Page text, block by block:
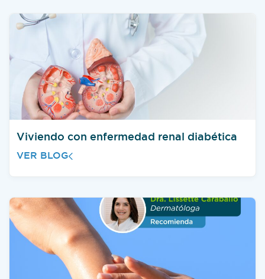
Viviendo con enfermedad renal diabética
VER BLOG